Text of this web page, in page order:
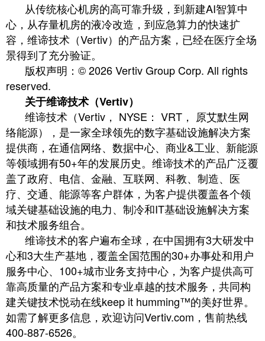
从传统核心机房的高可靠升级，到新建AI智算中
心，从存量机房的液冷改造，到应急算力的快速扩
容，维谛技术（Vertiv）的产品方案，已经在医疗全场
景得到了充分验证。
版权声明：© 2026 Vertiv Group Corp. All rights
reserved.
关于维谛技术（Vertiv）
维谛技术（Vertiv， NYSE： VRT， 原艾默生网
络能源），是一家全球领先的数字基础设施解决方案
提供商，在通信网络、数据中心、商业&工业、新能源
等领域拥有50+年的发展历史。维谛技术的产品广泛覆
盖了政府、电信、金融、互联网、科教、制造、医
疗、交通、能源等客户群体，为客户提供覆盖各个领
域关键基础设施的电力、制冷和IT基础设施解决方案
和技术服务组合。
维谛技术的客户遍布全球，在中国拥有3大研发中
心和3大生产基地，覆盖全国范围的30+办事处和用户
服务中心、100+城市业务支持中心，为客户提供高可
靠高质量的产品方案和专业卓越的技术服务，共同构
建关键技术悦动在线keep it humming™的美好世界。
如需了解更多信息，欢迎访问Vertiv.com，售前热线
400-887-6526。